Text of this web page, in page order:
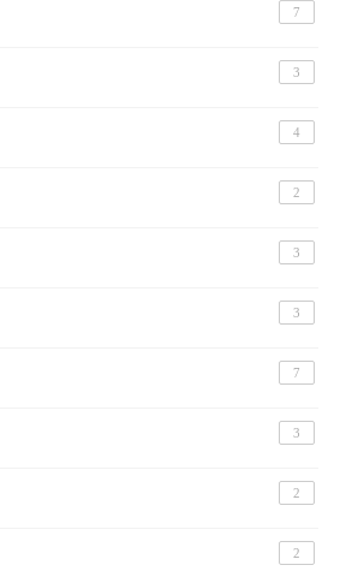
7
3
4
2
3
3
7
3
2
2